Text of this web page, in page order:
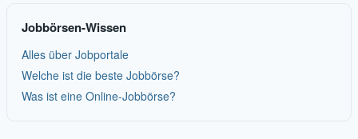
Jobbörsen-Wissen
Alles über Jobportale
Welche ist die beste Jobbörse?
Was ist eine Online-Jobbörse?